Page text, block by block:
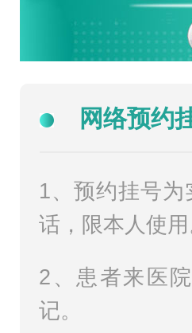
网络预约
1、预约挂号
话，限本人使用
2、患者来医
记。